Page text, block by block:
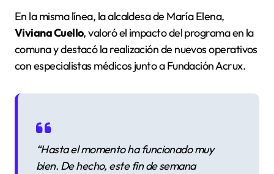
En la misma línea, la alcaldesa de María Elena,
Viviana Cuello, valoró el impacto del programa en la
comuna y destacó la realización de nuevos operativos
con especialistas médicos junto a Fundación Acrux.
“Hasta el momento ha funcionado muy
bien. De hecho, este fin de semana